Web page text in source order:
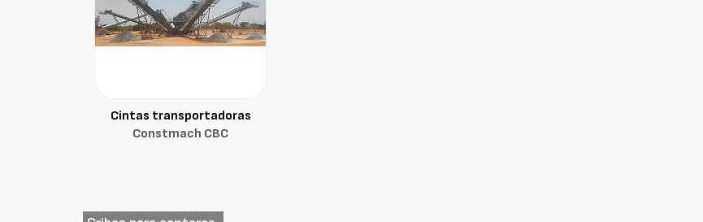
Cintas transportadoras
Constmach CBC